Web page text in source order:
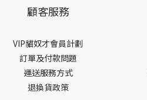
顧客服務
VIP貓奴才會員計劃
訂單及付款問題
運送服務方式
退換貨政策